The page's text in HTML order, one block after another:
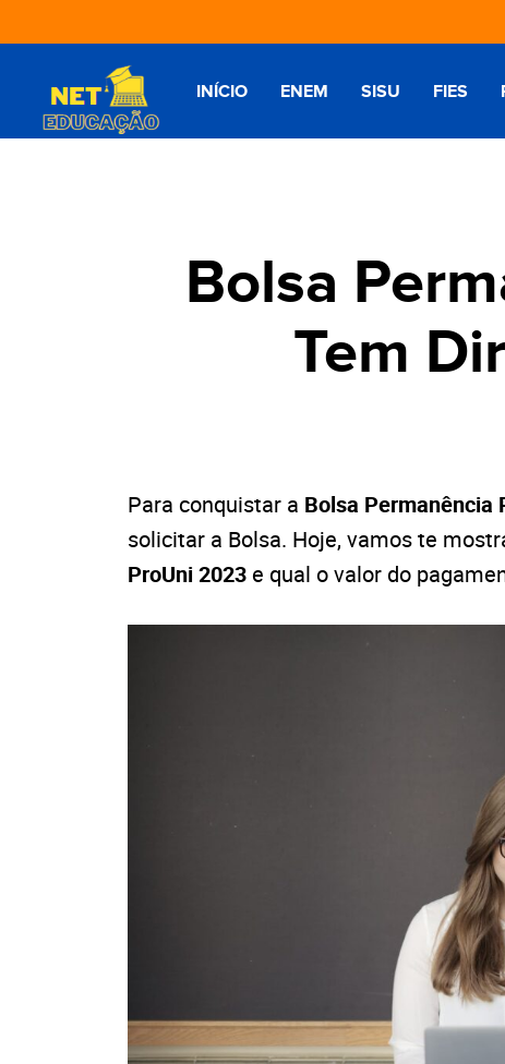
INÍCIO ENEM SISU FIES
Bolsa
Tem
Para conquistar a Bolsa Permanência
solicitar a Bolsa. Hoje, vamos te
ProUni 2023 e qual o valor do